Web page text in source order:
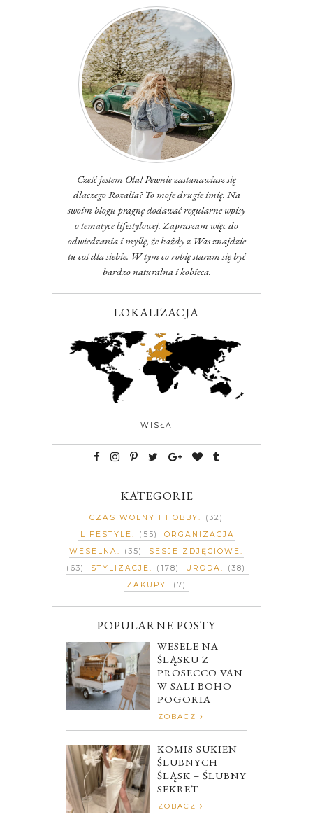
Cześć jestem Ola! Pewnie zastanawiasz się
dlaczego Rozalia? To moje drugie imię. Na
swoim blogu pragnę dodawać regularne wpisy
o tematyce lifestylowej. Zapraszam więc do
odwiedzania i myślę, że każdy z Was znajdzie
tu coś dla siebie. W tym co robię staram się być
bardzo naturalna i kobieca.
LOKALIZACJA
WISŁA
KATEGORIE
CZAS WOLNY I HOBBY
(32)
LIFESTYLE
(55)
ORGANIZACJA
WESELNA
(35)
SESJE ZDJĘCIOWE
(63)
STYLIZACJE (178) URODA
(38)
ZAKUPY
(7)
POPULARNE POSTY
WESELE NA
ŚLĄSKU Z
PROSECCO VAN
W SALI BOHO
POGORIA
ZOBACZ
KOMIS SUKIEN
ŚLUBNYCH
ŚLĄSK – ŚLUBNY
SEKRET
ZOBACZ